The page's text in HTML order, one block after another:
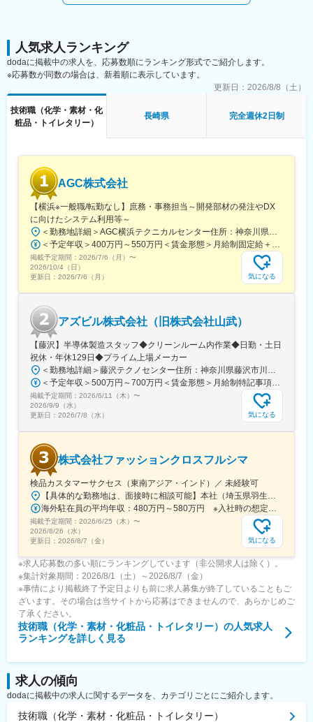
人気求人ランキング
dodaに掲載中の求人を、応募数順にランキング形式でご紹介します。
※応募数が同数の場合は、新着順に表示しています。
更新日： 2026/8/8（土）
技術職（化学・素材・化
粧品・トイレタリー）
長崎県 完全週休2日制
AGC株式会社
【横浜※一般職/転勤なし】庶務・事務担当～開発部材の発注やDX
に向けたシステム利用等～
掲載予定期間： 2026/7/6（月） 〜
2026/10/4（日）
更新日： 2026/7/6（月） 気になる
アズビル株式会社（旧株式会社山武）
【藤沢】半導体製造スタッフ◆クリーンルーム内作業◆日勤・土日
祝休・年休129日◆プライム上場メーカー
掲載予定期間： 2026/6/11（木） 〜
2026/9/9（水）
更新日： 2026/7/8（水） 気になる
株式会社ファッションクロスフルシマ
検品カスタマーサクセス（東南アジア・インド）／ 未経験可
掲載予定期間： 2026/6/25（木） 〜
2026/8/26（水）
更新日： 2026/8/7（金） 気になる
※求人応募数の多い順にランキングしています（非公開求人は除く）。
※集計対象期間：2026/8/1（土）～2026/8/7（金）
※事情により掲載終了予定日よりも前に求人募集が終了していることもご
ざいます。その場合は当サイトから応募はできませんので、あらかじめご
了承ください。
技術職（化学・素材・化粧品・トイレタリー） の人気求人
ランキングを詳しく見る
求人の傾向
dodaに掲載中の求人に関するデータを、カテゴリごとにご紹介します。
技術職（化学・素材・化粧品・トイレタリー）